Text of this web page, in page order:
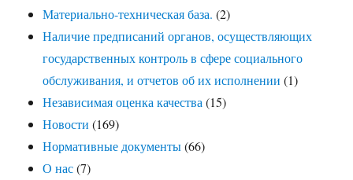
Материально-техническая база. (2)
Наличие предписаний органов, осуществляющих
государственных контроль в сфере социального
обслуживания, и отчетов об их исполнении (1)
Независимая оценка качества (15)
Новости (169)
Нормативные документы(66)
О нас(7)